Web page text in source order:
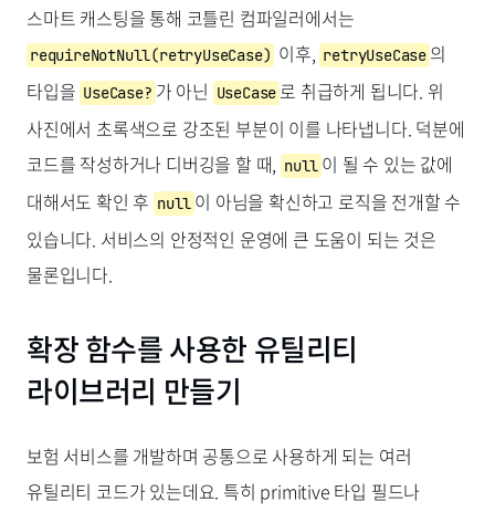
스마트 캐스팅을 통해 코틀린 컴파일러에서는
requireNotNull(retryUseCase) 이후,retryUseCase 의
타입을 UseCase? 가 아닌 UseCase 로 취급하게 됩니다. 위
사진에서 초록색으로 강조된 부분이 이를 나타냅니다. 덕분에
코드를 작성하거나 디버깅을 할 때, null 이 될 수 있는 값에
대해서도 확인 후 null 이 아님을 확신하고 로직을 전개할 수
있습니다. 서비스의 안정적인 운영에 큰 도움이 되는 것은
물론입니다.
확장 함수를 사용한 유틸리티
라이브러리 만들기
보험 서비스를 개발하며 공통으로 사용하게 되는 여러
유틸리티 코드가 있는데요. 특히 primitive 타입 필드나